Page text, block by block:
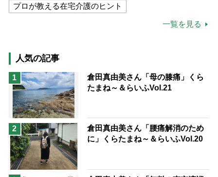
プロが教える在宅介護のヒント
猫が母になつきません
息子の遠距離介護サバイバル術
兄がボケました
便利なサービス
予防法
一覧を見る
人気の記事
1
倉田真由美さん「母の膝痛」くら
たまね～＆らいふVol.21
2
倉田真由美さん「腰痛解消のため
に」くらたまね～＆らいふVol.20